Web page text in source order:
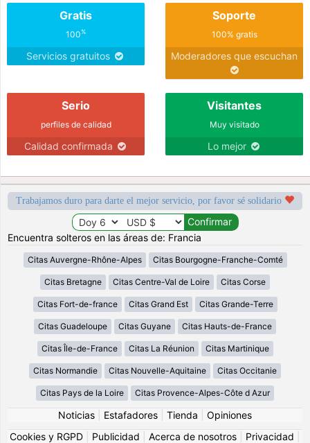
Gratis
100%
Servicios gratuitos
Soporte
100% gratis
Moderadores que escuchan
Serio
perfiles de calidad
Calidad confirmada
Visitantes
Muy visitado
Lo mejor
Trabajamos duro para darte el mejor servicio, por favor sé solidario
Encuentra solteros en las áreas de: Francia
Citas Auvergne-Rhône-Alpes Citas Bourgogne-Franche-Comté
Citas Bretagne Citas Centre-Val de Loire Citas Corse
Citas Fort-de-france Citas Grand Est Citas Grande-Terre
Citas Guadeloupe Citas Guyane Citas Hauts-de-France
Citas Île-de-France Citas La Réunion Citas Martinique
Citas Normandie Citas Nouvelle-Aquitaine Citas Occitanie
Citas Pays de la Loire Citas Provence-Alpes-Côte d Azur
Noticias Estafadores Tienda
Opiniones
Cookies y RGPD
Publicidad Acerca de nosotros Privacidad